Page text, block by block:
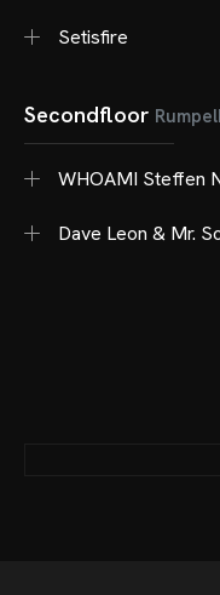
Setisfire
Secondfloor
WHOAMI Steffen
Dave Leon & Mr.